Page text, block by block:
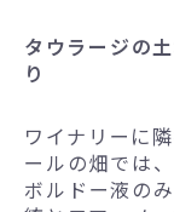
タウラージの
り
ワイナリーに
ールの畑では
ボルドー液の